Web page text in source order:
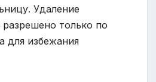
Удаление
только по
для избежания